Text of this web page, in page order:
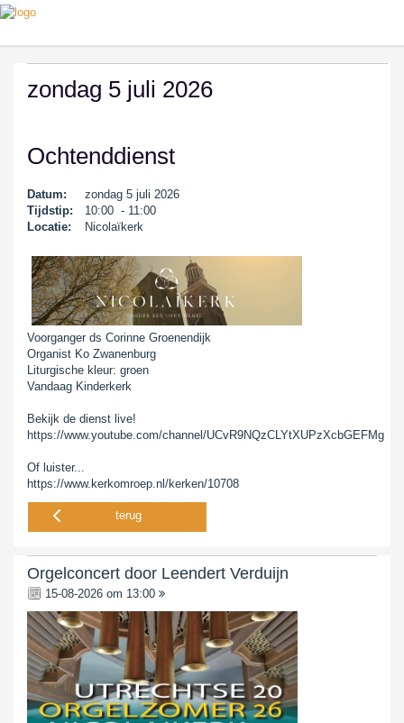
zondag 5 juli 2026
Ochtenddienst
Datum:
zondag 5 juli 2026
Tijdstip:
10:00 - 11:00
Locatie:
Nicolaïkerk
Voorganger ds Corinne Groenendijk
Organist Ko Zwanenburg
Liturgische kleur: groen
Vandaag Kinderkerk
Bekijk de dienst live!
https://www.youtube.com/channel/UCvR9NQzCLYtXUPzXcbGEFMg
Of luister...
https://www.kerkomroep.nl/kerken/10708
terug
Orgelconcert door Leendert Verduijn
15-08-2026 om 13:00